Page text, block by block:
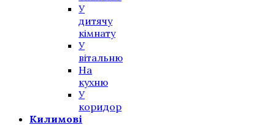
У
дитячу
кімнату
У
вітальню
На
кухню
У
коридор
Килимові